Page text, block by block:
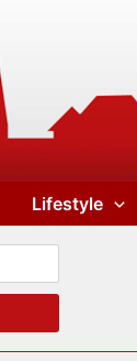
Lifestyle